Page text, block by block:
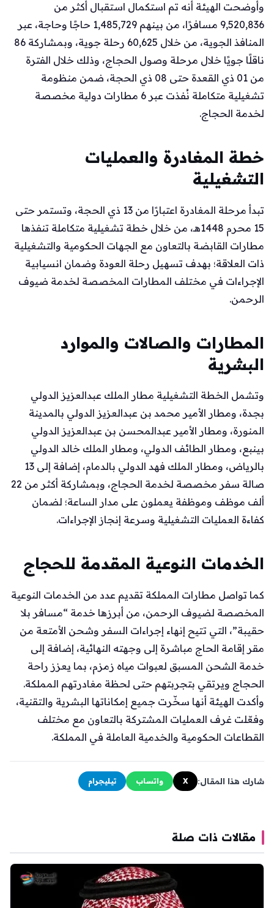
وأوضحت الهيئة أنه تم استكمال استقبال أكثر من
9,520,836 مسافرًا، من بينهم 1,485,729 حاجًا وحاجة، عبر
المنافذ الجوية، من خلال 60,625 رحلة جوية، وبمشاركة 86
ناقلًا جويًا خلال مرحلة وصول الحجاج، وذلك خلال الفترة
من 01 ذي القعدة حتى 08 ذي الحجة، ضمن منظومة
تشغيلية متكاملة نُفذت عبر 6 مطارات دولية مخصصة
لخدمة الحجاج.
خطة المغادرة والعمليات
التشغيلية
تبدأ مرحلة المغادرة اعتبارًا من 13 ذي الحجة، وتستمر حتى
15 محرم 1448هـ، من خلال خطة تشغيلية متكاملة تنفذها
مطارات القابضة بالتعاون مع الجهات الحكومية والتشغيلية
ذات العلاقة؛ بهدف تسهيل رحلة العودة وضمان انسيابية
الإجراءات في مختلف المطارات المخصصة لخدمة ضيوف
الرحمن.
المطارات والصالات والموارد
البشرية
وتشمل الخطة التشغيلية مطار الملك عبدالعزيز الدولي
بجدة، ومطار الأمير محمد بن عبدالعزيز الدولي بالمدينة
المنورة، ومطار الأمير عبدالمحسن بن عبدالعزيز الدولي
بينبع، ومطار الطائف الدولي، ومطار الملك خالد الدولي
بالرياض، ومطار الملك فهد الدولي بالدمام، إضافة إلى 13
صالة سفر مخصصة لخدمة الحجاج، وبمشاركة أكثر من 22
ألف موظف وموظفة يعملون على مدار الساعة؛ لضمان
كفاءة العمليات التشغيلية وسرعة إنجاز الإجراءات.
الخدمات النوعية المقدمة للحجاج
كما تواصل مطارات المملكة تقديم عدد من الخدمات النوعية
المخصصة لضيوف الرحمن، من أبرزها خدمة “مسافر بلا
حقيبة”، التي تتيح إنهاء إجراءات السفر وشحن الأمتعة من
مقر إقامة الحاج مباشرة إلى وجهته النهائية، إضافة إلى
خدمة الشحن المسبق لعبوات مياه زمزم، بما يعزز راحة
الحجاج ويرتقي بتجربتهم حتى لحظة مغادرتهم المملكة.
وأكدت الهيئة أنها سخّرت جميع إمكاناتها البشرية والتقنية،
وفعّلت غرف العمليات المشتركة بالتعاون مع مختلف
القطاعات الحكومية والخدمية العاملة في المملكة.
شارك هذا المقال: X واتساب تيليجرام
مقالات ذات صلة